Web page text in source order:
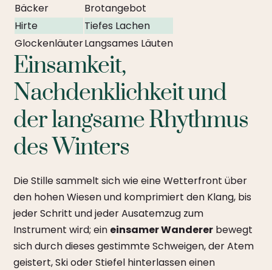
Bäcker
Brotangebot
Hirte
Tiefes Lachen
GlockenläuterLangsames Läuten
Einsamkeit,
Nachdenklichkeit und
der langsame Rhythmus
des Winters
Die Stille sammelt sich wie eine Wetterfront über
den hohen Wiesen und komprimiert den Klang, bis
jeder Schritt und jeder Ausatemzug zum
Instrument wird; ein einsamer Wanderer bewegt
sich durch dieses gestimmte Schweigen, der Atem
geistert, Ski oder Stiefel hinterlassen einen